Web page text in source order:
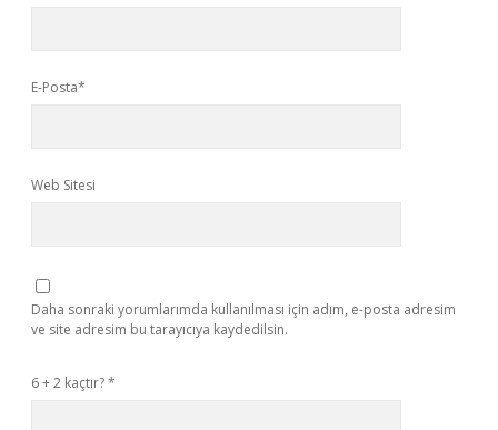
E-Posta*
Web Sitesi
Daha sonraki yorumlarımda kullanılması için adım, e-posta adresim
ve site adresim bu tarayıcıya kaydedilsin.
6 + 2 kaçtır?*